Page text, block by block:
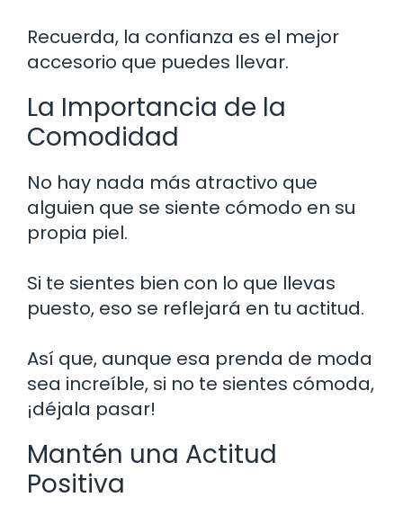
Recuerda, la confianza es el mejor
accesorio que puedes llevar.
La Importancia de la
Comodidad
No hay nada más atractivo que
alguien que se siente cómodo en su
propia piel.
Si te sientes bien con lo que llevas
puesto, eso se reflejará en tu actitud.
Así que, aunque esa prenda de moda
sea increíble, si no te sientes cómoda,
¡déjala pasar!
Mantén una Actitud
Positiva